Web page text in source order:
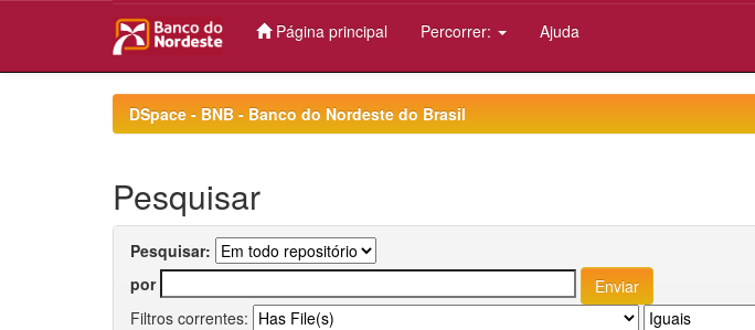
Página principal Percorrer: Ajuda
DSpace - BNB - Banco do Nordeste do Brasil
Pesquisar
Pesquisar:
por
Filtros correntes: